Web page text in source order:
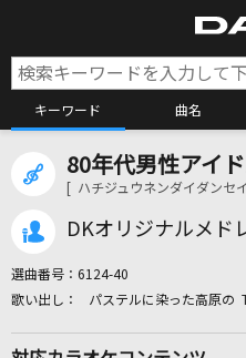
キーワード 曲名
カラ
80年代男性アイ
[ ハチジュウネンダイダンセ
DKオリジナルメド
選曲番号： 6124-40
パステルに染った高原の